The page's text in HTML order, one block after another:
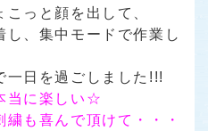
っと顔を出して、
、集中モードで作業し
一日を過ごしました!!!
当に楽しい☆
も喜んで頂けて・・・